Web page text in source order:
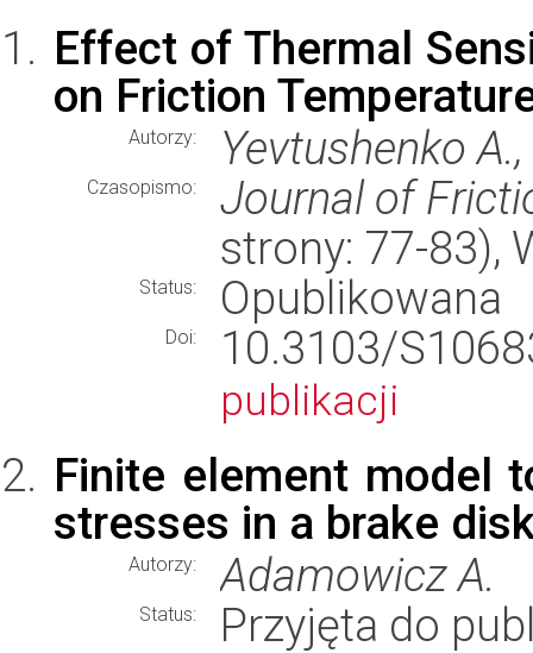
Effect of Thermal
on Friction
Autorzy: Yevtushenko
Czasopismo:
Journal of
strony: 77-83),
Status: Opublikowana
Doi: 10.3103/
publikacji
Finite element model
stresses in a brake
Autorzy: Adamowicz A.
Status:
Przyjęta do